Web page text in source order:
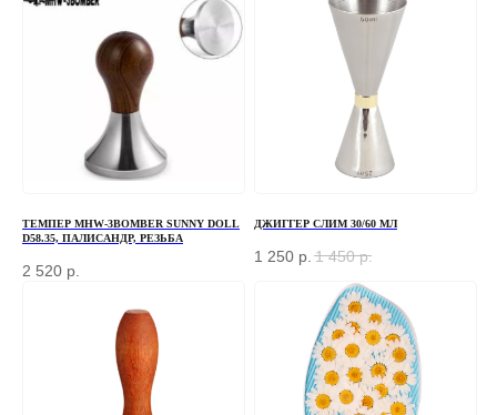
ТЕМПЕР MHW-3BOMBER SUNNY DOLL
D58.35, ПАЛИСАНДР, РЕЗЬБА
2 520 р.
ДЖИГГЕР СЛИМ 30/60 МЛ
1 250 р. 1 450 р.
Если у вас есть вопросы по ассортименту или
нужна консультация — оставьте свои контакты, мы
свяжемся с вами
Отправляя форму, вы соглашаетесь
конфиденциальности и обработки персональных данных
+7
ЗАКАЗАТЬ ЗВОНОК